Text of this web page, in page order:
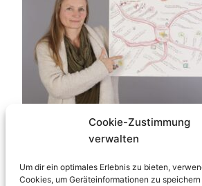
Cookie-Zustimmung
verwalten
Um dir ein optimales Erlebnis zu bieten,
Cookies, um Geräteinformationen zu